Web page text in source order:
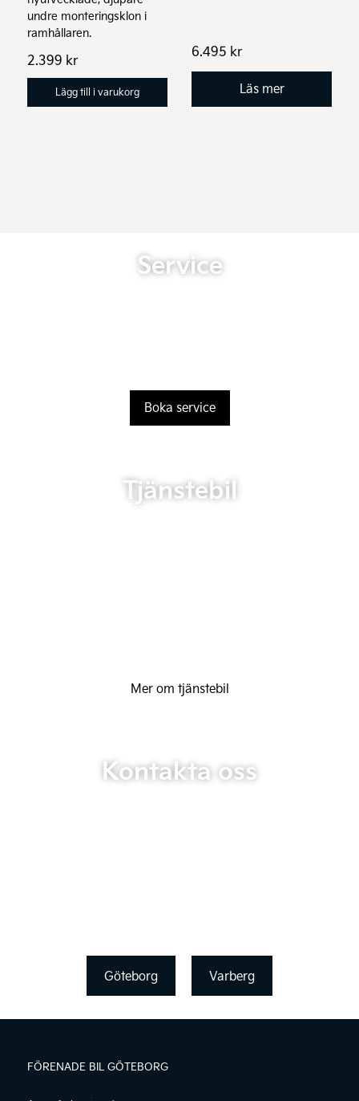
undre monteringsklon i
ramhållaren.
2.399 kr
Lägg till i varukorg
6.495 kr
Läs mer
Service
Boka service
Tjänstebil
Mer om tjänstebil
Kontakta oss
Göteborg Varberg
FÖRENADE BIL GÖTEBORG